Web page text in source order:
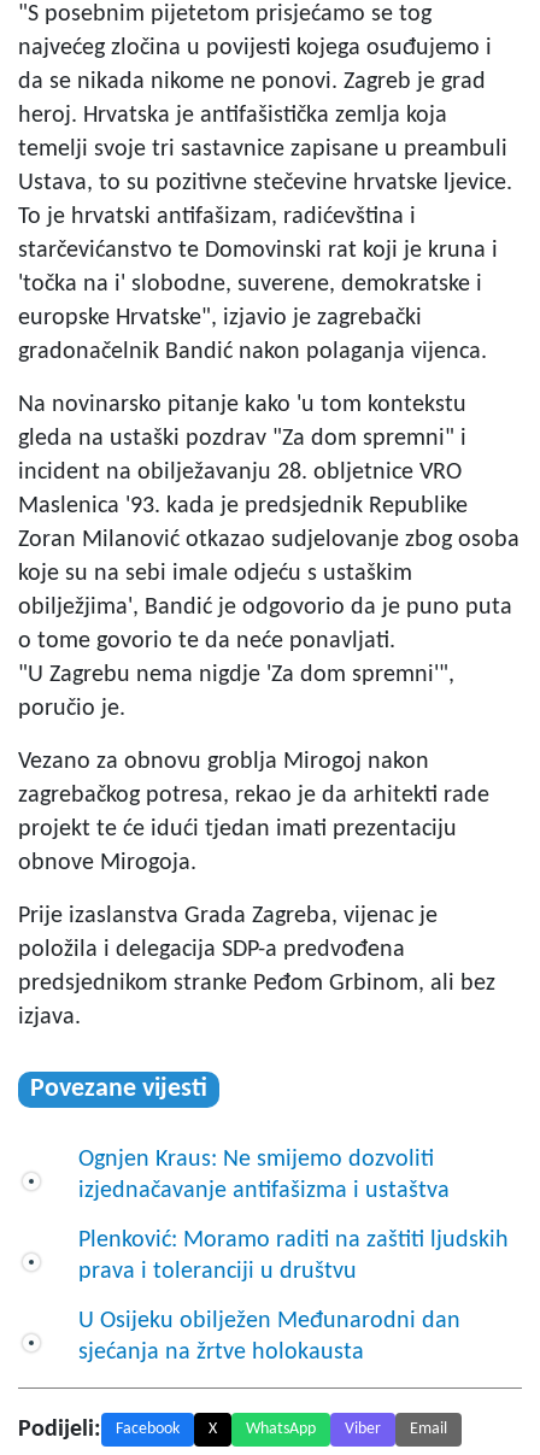
"S posebnim pijetetom prisjećamo se tog
najvećeg zločina u povijesti kojega osuđujemo i
da se nikada nikome ne ponovi. Zagreb je grad
heroj. Hrvatska je antifašistička zemlja koja
temelji svoje tri sastavnice zapisane u preambuli
Ustava, to su pozitivne stečevine hrvatske ljevice.
To je hrvatski antifašizam, radićevština i
starčevićanstvo te Domovinski rat koji je kruna i
'točka na i' slobodne, suverene, demokratske i
europske Hrvatske", izjavio je zagrebački
gradonačelnik Bandić nakon polaganja vijenca.
Na novinarsko pitanje kako 'u tom kontekstu
gleda na ustaški pozdrav "Za dom spremni" i
incident na obilježavanju 28. obljetnice VRO
Maslenica '93. kada je predsjednik Republike
Zoran Milanović otkazao sudjelovanje zbog osoba
koje su na sebi imale odjeću s ustaškim
obilježjima', Bandić je odgovorio da je puno puta
o tome govorio te da neće ponavljati.
"U Zagrebu nema nigdje 'Za dom spremni'",
poručio je.
Vezano za obnovu groblja Mirogoj nakon
zagrebačkog potresa, rekao je da arhitekti rade
projekt te će idući tjedan imati prezentaciju
obnove Mirogoja.
Prije izaslanstva Grada Zagreba, vijenac je
položila i delegacija SDP-a predvođena
predsjednikom stranke Peđom Grbinom, ali bez
izjava.
Povezane vijesti
Ognjen Kraus: Ne smijemo dozvoliti
izjednačavanje antifašizma i ustaštva
Plenković: Moramo raditi na zaštiti ljudskih
prava i toleranciji u društvu
U Osijeku obilježen Međunarodni dan
sjećanja na žrtve holokausta
Podijeli: Facebook X WhatsApp Viber Email